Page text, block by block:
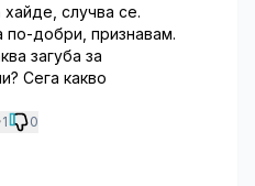
случва се.
по-добри, признавам.
загуба за
Сега какво
1 0